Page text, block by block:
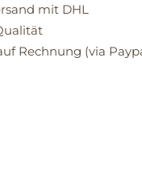
mit DHL
Rechnung (via